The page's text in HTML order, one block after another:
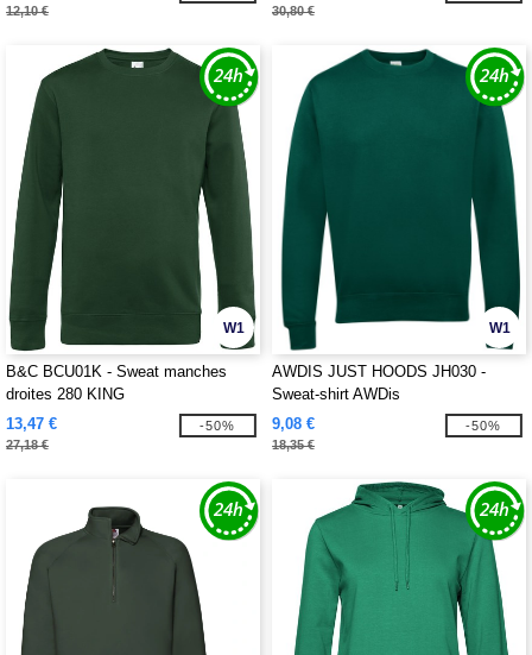
12,10 € 30,80 €
W1
B&C BCU01K - Sweat manches
droites 280 KING
13,47 €
27,18 €
-50%
W1
AWDIS JUST HOODS JH030 -
Sweat-shirt AWDis
9,08 €
18,35 €
-50%